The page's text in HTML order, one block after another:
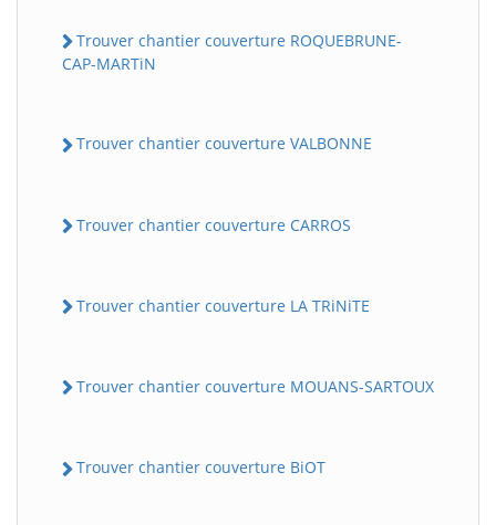
Trouver chantier couverture ROQUEBRUNE-
CAP-MARTiN
Trouver chantier couverture VALBONNE
Trouver chantier couverture CARROS
Trouver chantier couverture LA TRiNiTE
Trouver chantier couverture MOUANS-SARTOUX
Trouver chantier couverture BiOT